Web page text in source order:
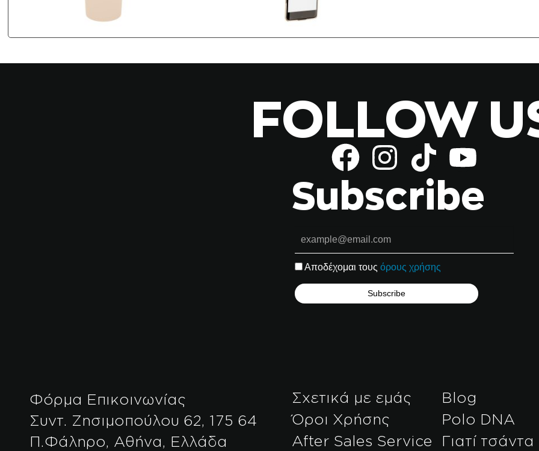
FOLLOW
Subscribe
Αποδέχομαι τουςόρους χρήσης
Φόρμα Επικοινωνίας
Συντ. Ζησιμοπούλου 62, 175 64
Π.Φάληρο, Αθήνα, Ελλάδα
Σχετικά με εμάς
Όροι Χρήσης
After Sales Service
Blog
Polo DNA
Γιατί